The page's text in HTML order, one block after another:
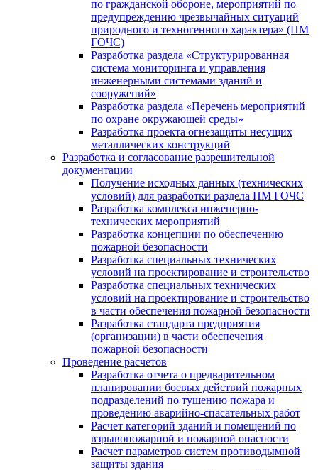
по гражданской обороне, мероприятий по
предупреждению чрезвычайных ситуаций
природного и техногенного характера» (ПМ
ГОЧС)
Разработка раздела «Структурированная
система мониторинга и управления
инженерными системами зданий и
сооружений»
Разработка раздела «Перечень мероприятий
по охране окружающей среды»
Разработка проекта огнезащиты несущих
металлических конструкций
Разработка и согласование разрешительной
документации
Получение исходных данных (технических
условий) для разработки раздела ПМ ГОЧС
Разработка комплекса инженерно-
технических мероприятий
Разработка концепции по обеспечению
пожарной безопасности
Разработка специальных технических
условий на проектирование и строительство
Разработка специальных технических
условий на проектирование и строительство
в части обеспечения пожарной безопасности
Разработка стандарта предприятия
(организации) в части обеспечения
пожарной безопасности
Проведение расчетов
Разработка отчета о предварительном
планировании боевых действий пожарных
подразделений по тушению пожара и
проведению аварийно-спасательных работ
Расчет категорий зданий и помещений по
взрывопожарной и пожарной опасности
Расчет параметров систем противодымной
защиты здания